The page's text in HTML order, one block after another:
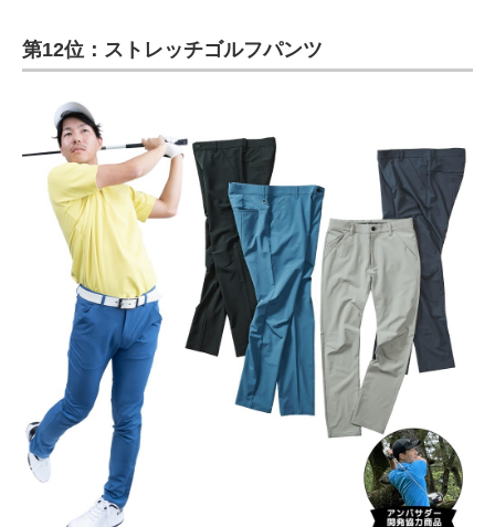
第12位：ストレッチゴルフパンツ